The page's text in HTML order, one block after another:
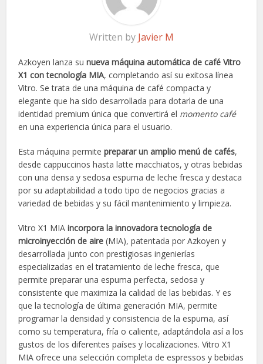
Written by Javier M
Azkoyen lanza sunueva máquina automática de café Vitro
X1 con tecnología MIA, completando así su exitosa línea
Vitro. Se trata de una máquina de café compacta y
elegante que ha sido desarrollada para dotarla de una
identidad premium única que convertirá el momento café
en una experiencia única para el usuario.
Esta máquina permitepreparar un amplio menú de cafés,
desde cappuccinos hasta latte macchiatos, y otras bebidas
con una densa y sedosa espuma de leche fresca y destaca
por su adaptabilidad a todo tipo de negocios gracias a
variedad de bebidas y su fácil mantenimiento y limpieza.
Vitro X1 MIAincorpora la innovadora tecnología de
microinyección de aire (MIA), patentada por Azkoyen y
desarrollada junto con prestigiosas ingenierías
especializadas en el tratamiento de leche fresca, que
permite preparar una espuma perfecta, sedosa y
consistente que maximiza la calidad de las bebidas. Y es
que la tecnología de última generación MIA, permite
programar la densidad y consistencia de la espuma, así
como su temperatura, fría o caliente, adaptándola así a los
gustos de los diferentes países y localizaciones. Vitro X1
MIA ofrece una selección completa de espressos y bebidas